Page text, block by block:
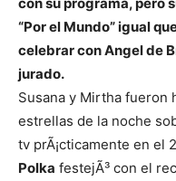
con su programa, pero
“Por el Mundo” igual
celebrar con Angel de
jurado.
Susana y Mirtha fueron
estrellas de la noche
tv prÃ¡cticamente en el
Polka festejÃ³ con el